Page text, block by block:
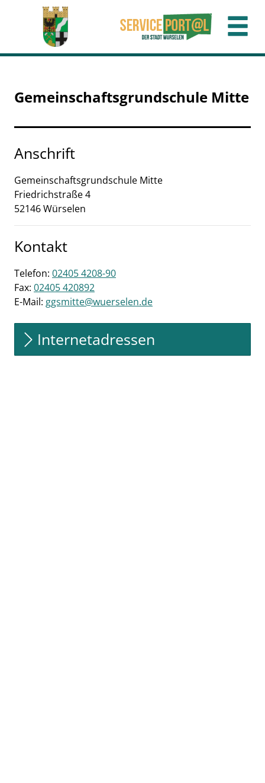
Zum Hauptinhalt springen
Zum Header
Zum Hauptinhalt
Zum Footer
Gemeinschaftsgrundschule Mitte
Anschrift
Gemeinschaftsgrundschule Mitte
Friedrichstraße4
52146Würselen
Kontakt
Telefon: 02405 4208-90
Fax: 02405 420892
E-Mail: ggsmitte@wuerselen.de
Internetadressen